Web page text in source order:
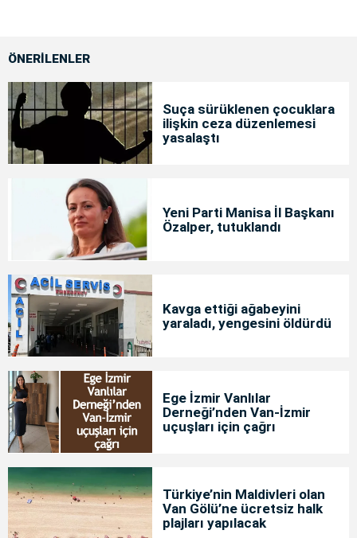
ÖNERİLENLER
Suça sürüklenen çocuklara
ilişkin ceza düzenlemesi
yasalaştı
Yeni Parti Manisa İl Başkanı
Özalper, tutuklandı
Kavga ettiği ağabeyini
yaraladı, yengesini öldürdü
Ege İzmir Vanlılar
Derneği’nden Van-İzmir
uçuşları için çağrı
Türkiye’nin Maldivleri olan
Van Gölü’ne ücretsiz halk
plajları yapılacak